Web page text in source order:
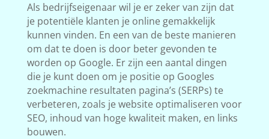
Als bedrijfseigenaar wil je er zeker van zijn dat
je potentiële klanten je online gemakkelijk
kunnen vinden. En een van de beste manieren
om dat te doen is door beter gevonden te
worden op Google. Er zijn een aantal dingen
die je kunt doen om je positie op Googles
zoekmachine resultaten pagina’s (SERPs) te
verbeteren, zoals je website optimaliseren voor
SEO, inhoud van hoge kwaliteit maken, en links
bouwen.